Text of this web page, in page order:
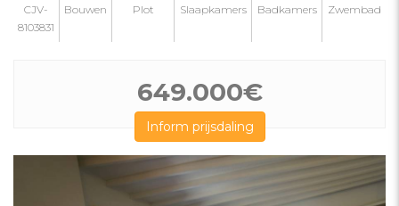
CJV-
8103831
Bouwen Plot Slaapkamers Badkamers Zwembad
649.000€
Inform prijsdaling